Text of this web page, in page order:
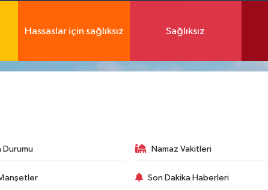
Hassaslar için sağlıksız Sağlıksız
Durumu Namaz Vakitleri
Son Dakika Haberleri